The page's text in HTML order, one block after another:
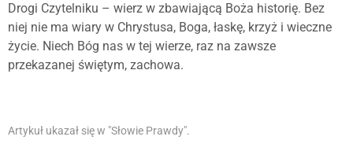
Drogi Czytelniku – wierz w zbawiającą Boża historię. Bez
niej nie ma wiary w Chrystusa, Boga, łaskę, krzyż i wieczne
życie. Niech Bóg nas w tej wierze, raz na zawsze
przekazanej świętym, zachowa.
Artykuł ukazał się w "Słowie Prawdy".